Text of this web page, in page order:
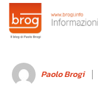
Paolo Brogi